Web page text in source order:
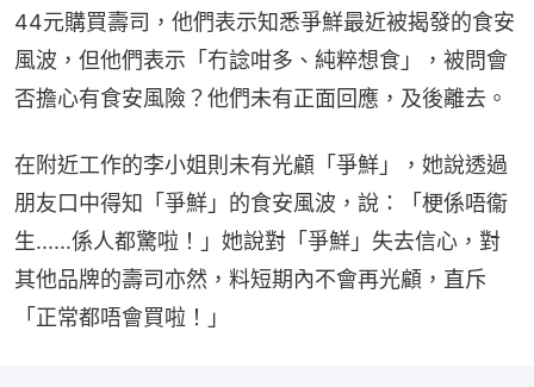
44元購買壽司，他們表示知悉爭鮮最近被揭發的食安
風波，但他們表示「冇諗咁多、純粹想食」，被問會
否擔心有食安風險？他們未有正面回應，及後離去。
在附近工作的李小姐則未有光顧「爭鮮」，她說透過
朋友口中得知「爭鮮」的食安風波，說：「梗係唔衞
生......係人都驚啦！」她說對「爭鮮」失去信心，對
其他品牌的壽司亦然，料短期內不會再光顧，直斥
「正常都唔會買啦！」